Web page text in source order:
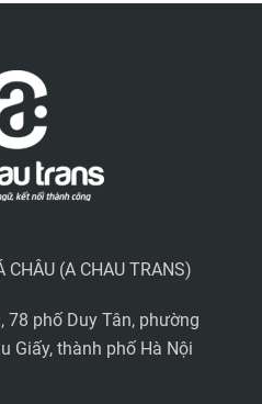
CHÂU (A CHAU TRANS)
78 phố Duy Tân, phường
Giấy, thành phố Hà Nội